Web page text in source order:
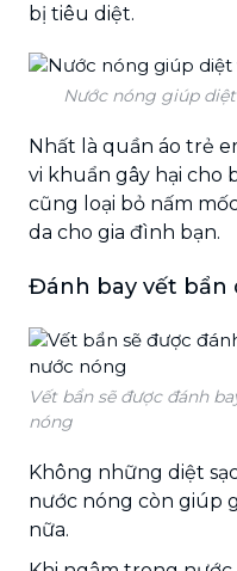
bị tiêu diệt.
Nước nóng giúp
Nhất là quần áo trẻ
vi khuẩn gây hại cho
cũng loại bỏ nấm
da cho gia đình bạn.
Đánh bay vết bẩn
Vết bẩn sẽ được đánh
nóng
Không những diệt
nước nóng còn giúp
nữa.